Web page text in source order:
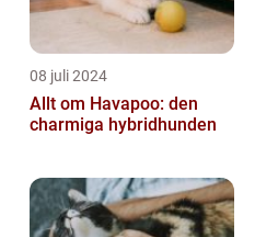
08 juli 2024
Allt om Havapoo: den
charmiga hybridhunden